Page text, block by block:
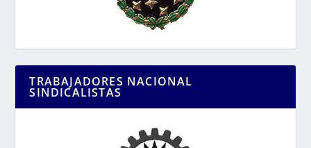
TRABAJADORES NACIONAL
SINDICALISTAS